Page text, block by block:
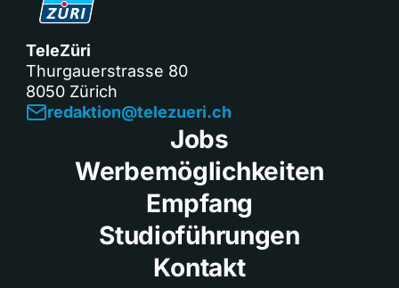
TeleZüri
Thurgauerstrasse 80
8050 Zürich
redaktion@telezueri.ch
Jobs
Werbemöglichkeiten
Empfang
Studioführungen
Kontakt